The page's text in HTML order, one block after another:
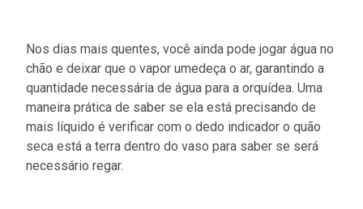
Nos dias mais quentes, você ainda pode jogar água no
chão e deixar que o vapor umedeça o ar, garantindo a
quantidade necessária de água para a orquídea. Uma
maneira prática de saber se ela está precisando de
mais líquido é verificar com o dedo indicador o quão
seca está a terra dentro do vaso para saber se será
necessário regar.